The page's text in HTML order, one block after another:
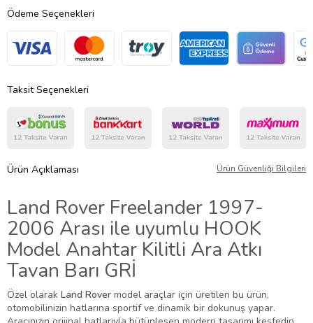
Ödeme Seçenekleri
Taksit Seçenekleri
Ürün Açıklaması Ürün Güvenliği Bilgileri
Land Rover Freelander 1997-
2006 Arası ile uyumlu HOOK
Model Anahtar Kilitli Ara Atkı
Tavan Barı GRİ
Özel olarak Land Rover model araçlar için üretilen bu ürün,
otomobilinizin hatlarına sportif ve dinamik bir dokunuş yapar.